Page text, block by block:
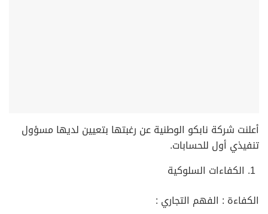
أعلنت شركة نابكو الوطنية عن رغبتها بتعيين لديها مسؤول
تنفيذي أول للحسابات.
الكفاءات السلوكية
الكفاءة : الفهم التجاري :